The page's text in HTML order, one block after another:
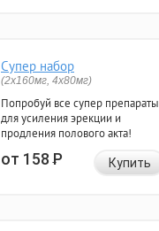
Супер набор
(2х160мг, 4х80мг)
Попробуй все супер препараты
для усиления эрекции и
продления полового акта!
от 158Р Купить